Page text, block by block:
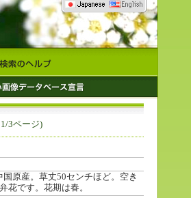
3ページ)
原産。草丈50センチほど。空き
花です。花期は春。